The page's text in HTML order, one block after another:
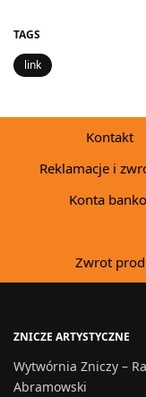
TAGS
link
Kontakt
Reklamacje i
Konta
Zwrot
ZNICZE ARTYSTYCZNE
Wytwórnia Zniczy –
Abramowski